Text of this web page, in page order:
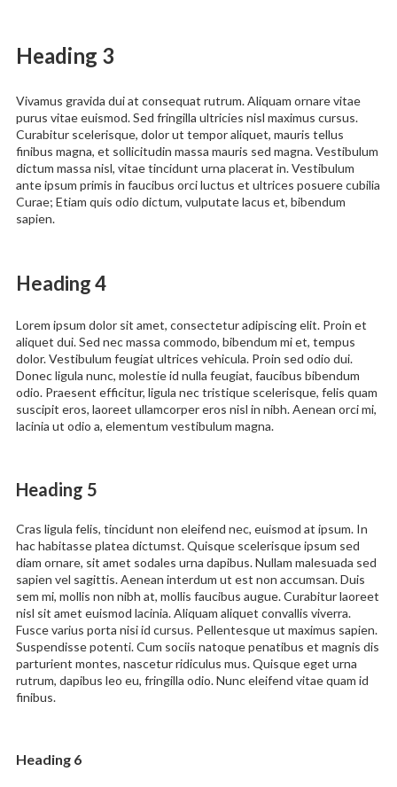
Heading 3
Vivamus gravida dui at consequat rutrum. Aliquam ornare vitae
purus vitae euismod. Sed fringilla ultricies nisl maximus cursus.
Curabitur scelerisque, dolor ut tempor aliquet, mauris tellus
finibus magna, et sollicitudin massa mauris sed magna. Vestibulum
dictum massa nisl, vitae tincidunt urna placerat in. Vestibulum
ante ipsum primis in faucibus orci luctus et ultrices posuere cubilia
Curae; Etiam quis odio dictum, vulputate lacus et, bibendum
sapien.
Heading 4
Lorem ipsum dolor sit amet, consectetur adipiscing elit. Proin et
aliquet dui. Sed nec massa commodo, bibendum mi et, tempus
dolor. Vestibulum feugiat ultrices vehicula. Proin sed odio dui.
Donec ligula nunc, molestie id nulla feugiat, faucibus bibendum
odio. Praesent efficitur, ligula nec tristique scelerisque, felis quam
suscipit eros, laoreet ullamcorper eros nisl in nibh. Aenean orci mi,
lacinia ut odio a, elementum vestibulum magna.
Heading 5
Cras ligula felis, tincidunt non eleifend nec, euismod at ipsum. In
hac habitasse platea dictumst. Quisque scelerisque ipsum sed
diam ornare, sit amet sodales urna dapibus. Nullam malesuada sed
sapien vel sagittis. Aenean interdum ut est non accumsan. Duis
sem mi, mollis non nibh at, mollis faucibus augue. Curabitur laoreet
nisl sit amet euismod lacinia. Aliquam aliquet convallis viverra.
Fusce varius porta nisi id cursus. Pellentesque ut maximus sapien.
Suspendisse potenti. Cum sociis natoque penatibus et magnis dis
parturient montes, nascetur ridiculus mus. Quisque eget urna
rutrum, dapibus leo eu, fringilla odio. Nunc eleifend vitae quam id
finibus.
Heading 6